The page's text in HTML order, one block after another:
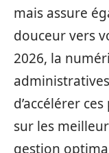
mais assure
douceur vers
2026, la
d’accélérer
sur les
gestion